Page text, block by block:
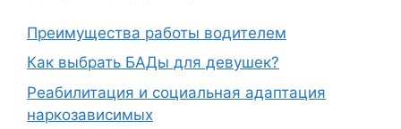
Преимущества работы водителем
Как выбрать БАДы для девушек?
Реабилитация и социальная адаптация
наркозависимых